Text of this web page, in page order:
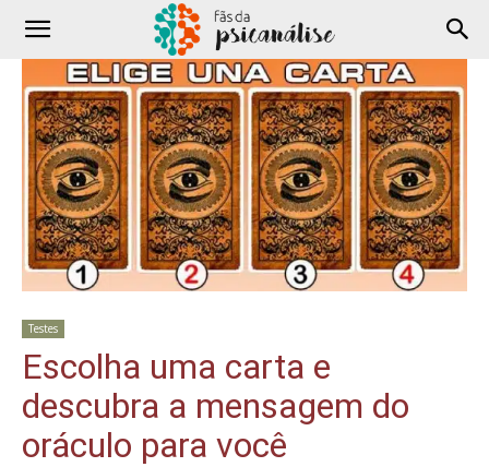
Testes
Escolha uma carta e
descubra a mensagem do
oráculo para você